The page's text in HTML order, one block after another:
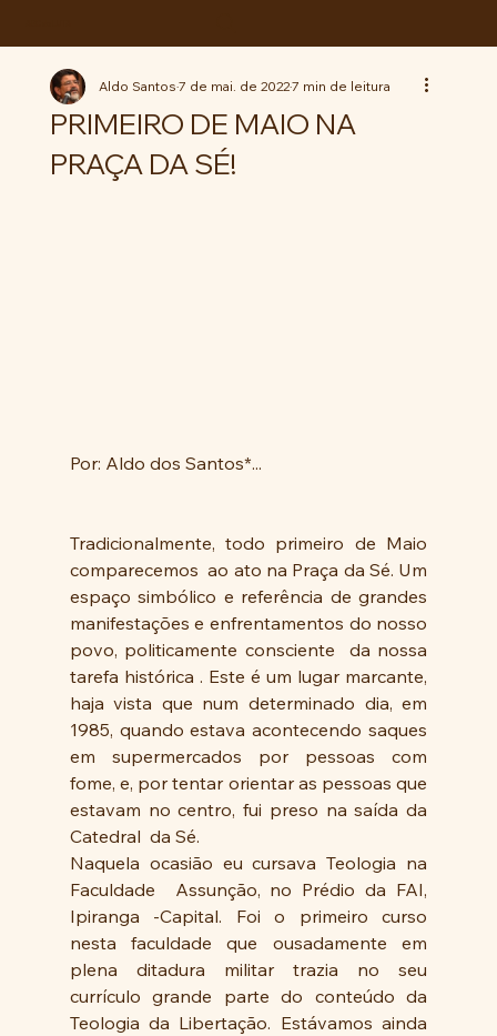
PRIMEIRO DE MAIO NA
PRAÇA DA SÉ!
Aldo Santos7 de mai. de 20227 min de leitura
Por: Aldo dos Santos*...
Tradicionalmente, todo primeiro de Maio
comparecemos  ao ato na Praça da Sé. Um
espaço simbólico e referência de grandes
manifestações e enfrentamentos do nosso
povo, politicamente consciente  da nossa
tarefa histórica . Este é um lugar marcante,
haja vista que num determinado dia, em
1985, quando estava acontecendo saques
em supermercados por pessoas com
fome, e, por tentar orientar as pessoas que
estavam no centro, fui preso na saída da
Catedral  da Sé.
Naquela ocasião eu cursava Teologia na
Faculdade  Assunção, no Prédio da FAI,
Ipiranga -Capital. Foi o primeiro curso
nesta faculdade que ousadamente em
plena ditadura militar trazia no seu
currículo grande parte do conteúdo da
Teologia da Libertação. Estávamos ainda